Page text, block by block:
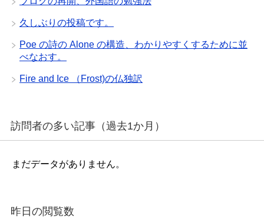
久しぶりの投稿です。
Poe の詩の Alone の構造、わかりやすくするために並
べなおす。
Fire and Ice （Frost)の仏独訳
訪問者の多い記事（過去1か月）
まだデータがありません。
昨日の閲覧数